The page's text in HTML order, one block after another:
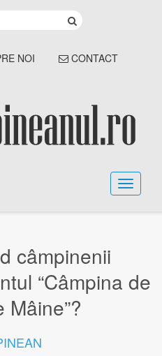
NOI CONTACT
câmpinenii
“Câmpina de
Mâine”?